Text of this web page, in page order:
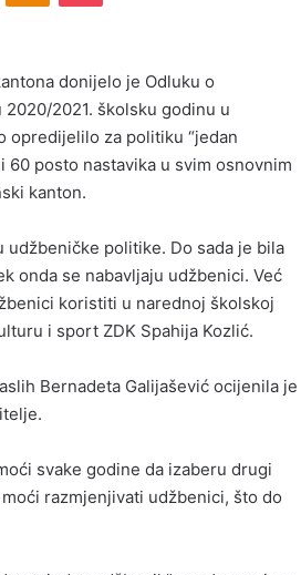
donijelo je Odluku o
2021. školsku godinu u
opredijelilo za politiku “jedan
posto nastavika u svim osnovnim
kanton.
udžbeničke politike. Do sada je bila
onda se nabavljaju udžbenici. Već
koristiti u narednoj školskoj
i sport ZDK Spahija Kozlić.
Bernadeta Galijašević ocijenila je
svake godine da izaberu drugi
razmjenjivati udžbenici, što do